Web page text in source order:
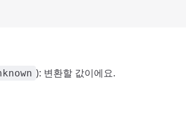
): 변환할 값이에요.